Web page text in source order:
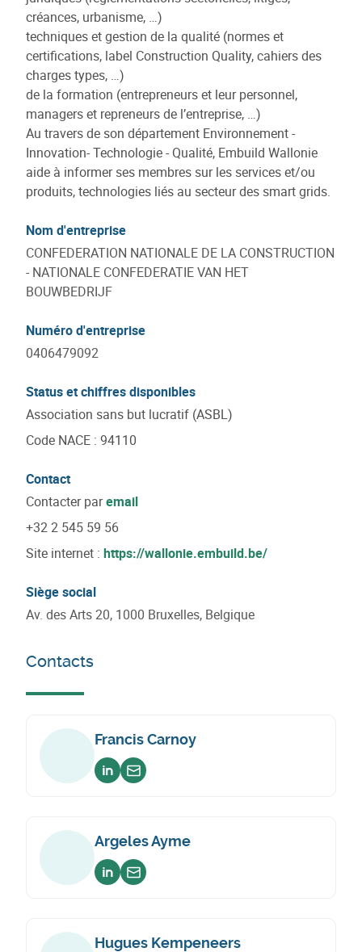
créances, urbanisme, …)
techniques et gestion de la qualité (normes et
certifications, label Construction Quality, cahiers des
charges types, …)
de la formation (entrepreneurs et leur personnel,
managers et repreneurs de l’entreprise, …)
Au travers de son département Environnement -
Innovation- Technologie - Qualité, Embuild Wallonie
aide à informer ses membres sur les services et/ou
produits, technologies liés au secteur des smart grids.
Nom d'entreprise
CONFEDERATION NATIONALE DE LA CONSTRUCTION
- NATIONALE CONFEDERATIE VAN HET
BOUWBEDRIJF
Numéro d'entreprise
0406479092
Status et chiffres disponibles
Association sans but lucratif (ASBL)
Code NACE : 94110
Contact
Contacter paremail
+32 2 545 59 56
Site internet : https://wallonie.embuild.be/
Siège social
Av. des Arts 20, 1000 Bruxelles, Belgique
Contacts
Francis Carnoy
Voir sur linkedin
Envoyer un email
Argeles Ayme
Voir sur linkedin
Envoyer un email
Hugues Kempeneers